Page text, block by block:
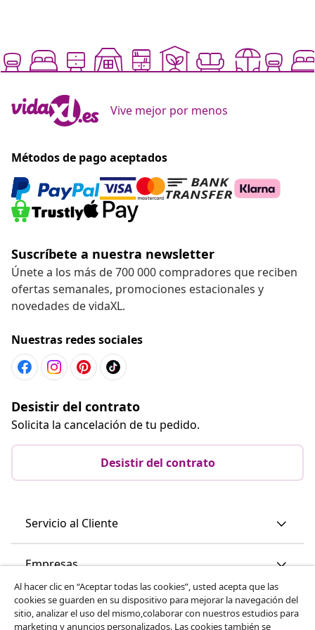
Vive mejor por menos
Métodos de pago aceptados
Suscríbete a nuestra newsletter
Únete a los más de 700 000 compradores que reciben
ofertas semanales, promociones estacionales y
novedades de vidaXL.
Nuestras redes sociales
Desistir del contrato
Solicita la cancelación de tu pedido.
Desistir del contrato
Servicio al Cliente
Empresas
vidaXL
Al hacer clic en “Aceptar todas las cookies”, usted acepta que las
cookies se guarden en su dispositivo para mejorar la navegación del
sitio, analizar el uso del mismo,colaborar con nuestros estudios para
marketing y anuncios personalizados. Las cookies también se